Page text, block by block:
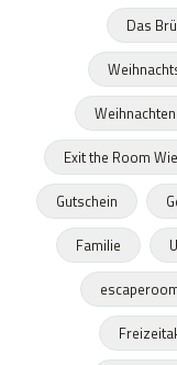
Das
Weihnachten
Exit the Room
Gutschein
Familie